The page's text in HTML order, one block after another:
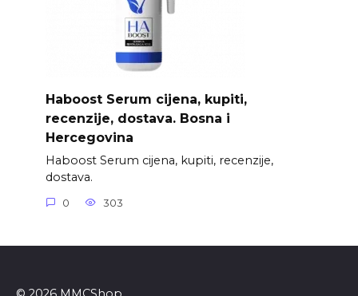
Haboost Serum cijena, kupiti,
recenzije, dostava. Bosna i
Hercegovina
Haboost Serum cijena, kupiti, recenzije,
dostava.
0 303